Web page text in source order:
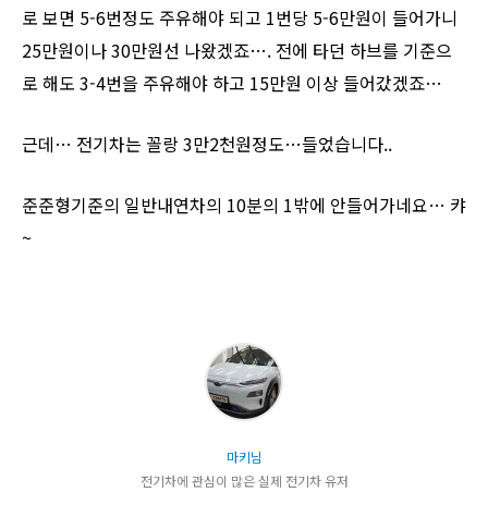
로 보면 5-6번정도 주유해야 되고 1번당 5-6만원이 들어가니
25만원이나 30만원선 나왔겠죠…. 전에 타던 하브를 기준으
로 해도 3-4번을 주유해야 하고 15만원 이상 들어갔겠죠…
근데… 전기차는 꼴랑 3만2천원정도…들었습니다..
준준형기준의 일반내연차의 10분의 1밖에 안들어가네요… 캬
~
마키님
전기차에 관심이 많은 실제 전기차 유저